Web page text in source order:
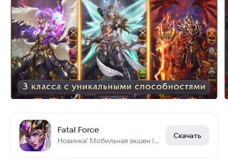
Fatal Force
Новинка! Мобильная экшен IDLE ММО РПГ, бесплатно и на русском! ПВП бои ждут!
Скачать